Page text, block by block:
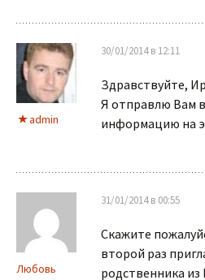
admin
30/01/2014 в 12:11
Здравствуйте,
Я отправлю Вам
информацию на
Любовь
31/01/2014 в 00:55
Скажите
второй раз
родственника